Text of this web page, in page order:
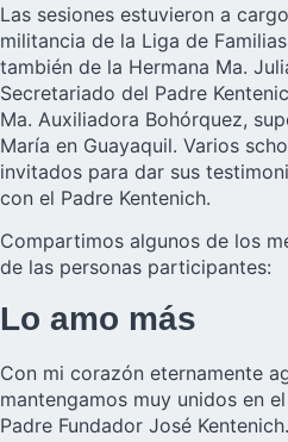
Las sesiones estuvieron a
militancia de la Liga de
también de la Hermana Ma.
Secretariado del Padre
Ma. Auxiliadora Bohórquez,
María en Guayaquil. Varios
invitados para dar sus
con el Padre Kentenich.
Compartimos algunos de los
de las personas participantes:
Lo amo más
Con mi corazón eternamente
mantengamos muy unidos en
Padre Fundador José